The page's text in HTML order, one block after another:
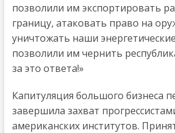
позволили им экспортировать
границу, атаковать право на
уничтожать наши
позволили им чернить
за это ответа!»
Капитуляция большого бизнеса
завершила захват
американских институтов.